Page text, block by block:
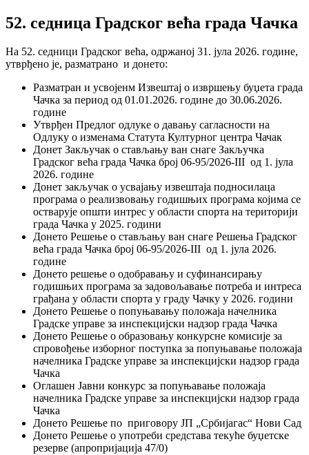
52. седница Градског већа града Чачка
На 52. седници Градског већа, одржаној 31. јула 2026. године,
утврђено је, разматрано и донето:
Разматран и усвојенм Извештај о извршењу буџета града
Чачка за период од 01.01.2026. године до 30.06.2026.
године
Утврђен Предлог одлуке о давању сагласности на
Одлуку о изменама Статута Културног центра Чачак
Донет Закључак о стављању ван снаге Закључка
Градског већа града Чачка број 06-95/2026-III од 1. јула
2026. године
Донет закључак о усвајању извештаја подносилаца
програма о реализвовању годишњих програма којима се
остварује општи интрес у области спорта на територији
града Чачка у 2025. години
Донето Решење о стављању ван снаге Решења Градског
већа града Чачка број 06-95/2026-III од 1. јула 2026.
године
Донето решење о одобравању и суфинансирању
годишњих програма за задовољавање потреба и интреса
грађана у области спорта у граду Чачку у 2026. години
Донето Решење о попуњавању положаја начелника
Градске управе за инспекцијски надзор града Чачка
Донето Решење о образовању конкурсне комисије за
спровођење изборног поступка за попуњавање положаја
начелника Градске управе за инспекцијски надзор града
Чачка
Оглашен Јавни конкурс за попуњавање положаја
начелника Градске управе за инспекцијски надзор града
Чачка
Донето Решење по приговору ЈП „Србијагас“ Нови Сад
Донето Решење о употреби средстава текуће буџетске
резерве (апропријација 47/0)